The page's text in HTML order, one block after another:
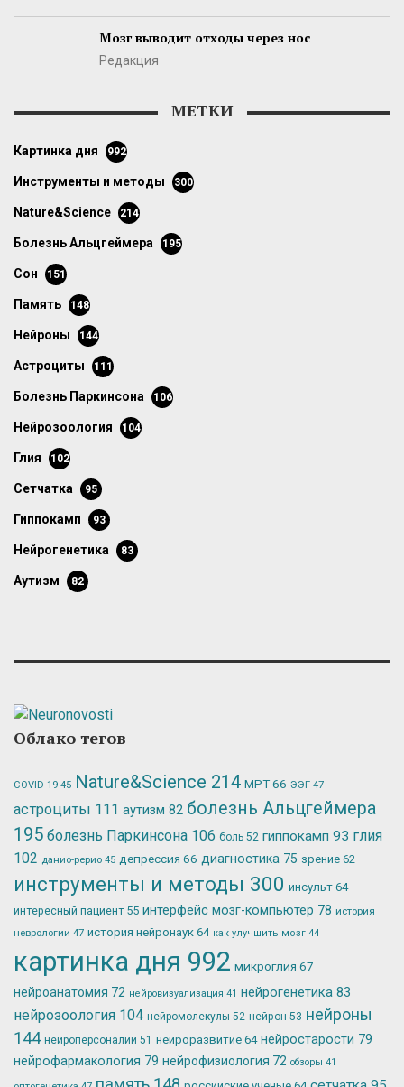
Мозг выводит отходы через нос
Редакция
МЕТКИ
картинка дня 992
инструменты и методы 300
Nature&Science 214
болезнь Альцгеймера 195
сон 151
память 148
нейроны 144
астроциты 111
болезнь Паркинсона 106
нейрозоология 104
глия 102
сетчатка 95
гиппокамп 93
нейрогенетика 83
аутизм 82
Облако тегов
COVID-19 45 Nature&Science 214 МРТ66 ЭЭГ 47
астроциты 111 аутизм 82 болезнь Альцгеймера
195 болезнь Паркинсона 106 боль 52 гиппокамп 93 глия
102 данио-рерио 45 депрессия 66 диагностика 75 зрение 62
инструменты и методы 300 инсульт 64
интересный пациент 55 интерфейс мозг-компьютер 78 история
неврологии 47 история нейронаук 64 как улучшить мозг 44
картинка дня 992 микроглия 67
нейроанатомия 72 нейровизуализация 41 нейрогенетика 83
нейрозоология 104 нейромолекулы 52 нейрон 53 нейроны
144 нейроперсоналии 51 нейроразвитие 64 нейростарости 79
нейрофармакология 79 нейрофизиология 72 обзоры 41